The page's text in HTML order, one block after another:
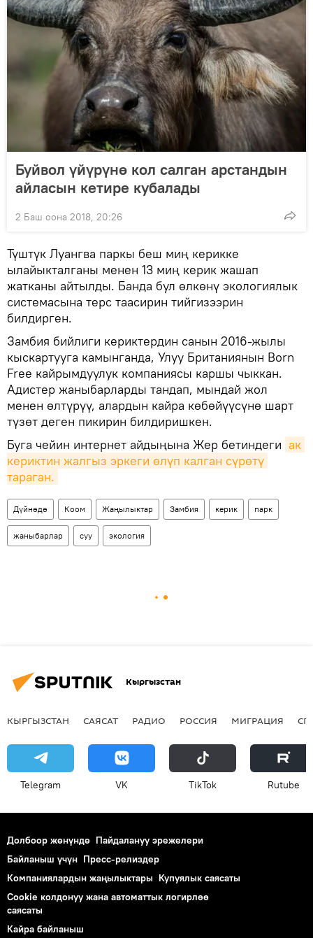
Буйвол үйүрүнө кол салган арстандын
айласын кетире кубалады
2 Баш оона 2018, 20:26
Түштүк Луангва паркы беш миң керикке
ылайыкталганы менен 13 миң керик жашап
жатканы айтылды. Банда бул өлкөнү экологиялык
системасына терс таасирин тийгизээрин
билдирген.
Замбия бийлиги кериктердин санын 2016-жылы
кыскартууга камынганда, Улуу Британиянын Born
Free кайрымдуулук компаниясы каршы чыккан.
Адистер жаныбарларды тандап, мындай жол
менен өлтүрүү, алардын кайра көбөйүүсүнө шарт
түзөт деген пикирин билдиришкен.
Буга чейин интернет айдыңына Жер бетиндеги ак
кериктин жалгыз эркеги өлүп калган сүрөтү
тараган.
Дүйнөдө Коом Жаңылыктар Замбия керик парк
жаныбарлар суу экология
Кыргызстан
КЫРГЫЗСТАН САЯСАТ РАДИО РОССИЯ МИГРАЦИЯ
Telegram VK ТikТоk Rutube
Долбоор жөнүндө Пайдалануу эрежелери
Байланыш үчүн Пресс-релиздер
Компаниялардын жаңылыктары Купуялык саясаты
Cookie колдонуу жана автоматтык логирлөө
саясаты
Кайра байланыш